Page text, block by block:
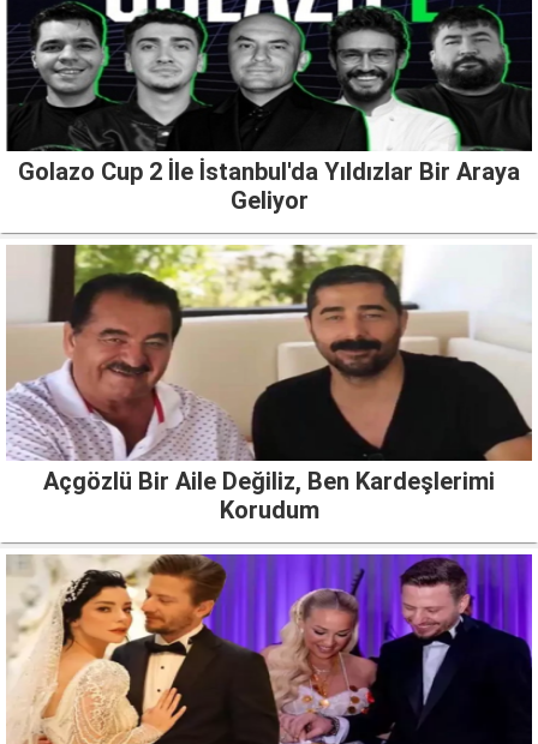
Golazo Cup 2 İle İstanbul'da Yıldızlar Bir Araya
Geliyor
Açgözlü Bir Aile Değiliz, Ben Kardeşlerimi
Korudum